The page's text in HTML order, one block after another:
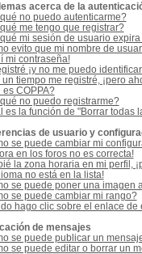
acerca de la
no puedo autenticarme?
me tengo que registrar?
mi sesión de usuario
evito que mi nombre de
mi contraseña!
¡y no me puedo
un tiempo me registré, ¡pero
es COPPA?
no puedo registrarme?
es la función de "Borrar todas
de usuario y
se puede cambiar mi
en los foros no es correcta!
la zona horaria en mi perfil,
no está en la lista!
se puede poner una imagen
se puede cambiar mi rango?
hago clic sobre el enlace de
de mensajes
se puede publicar un
se puede editar o borrar un